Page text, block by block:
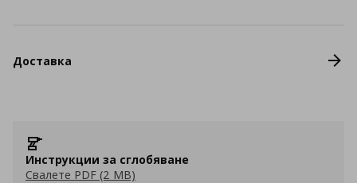
Доставка
Инструкции за сглобяване
Свалете PDF (2 MB)